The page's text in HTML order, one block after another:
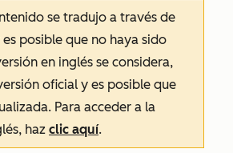
se tradujo a través de
posible que no haya sido
en inglés se considera,
oficial y es posible que
Para acceder a la
haz clic aquí.